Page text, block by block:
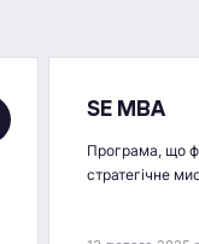
SE MBA
Програма, що
стратегічне